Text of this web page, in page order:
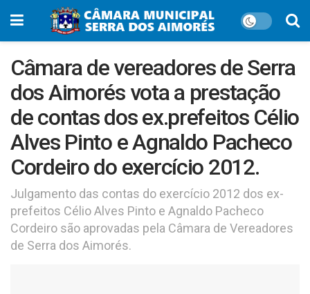
Câmara de vereadores de Serra
dos Aimorés vota a prestação
de contas dos ex.prefeitos Célio
Alves Pinto e Agnaldo Pacheco
Cordeiro do exercício 2012.
Julgamento das contas do exercício 2012 dos ex-
prefeitos Célio Alves Pinto e Agnaldo Pacheco
Cordeiro são aprovadas pela Câmara de Vereadores
de Serra dos Aimorés.